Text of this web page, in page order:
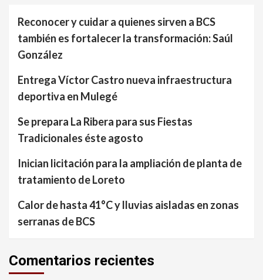
Reconocer y cuidar a quienes sirven a BCS
también es fortalecer la transformación: Saúl
González
Entrega Víctor Castro nueva infraestructura
deportiva en Mulegé
Se prepara La Ribera para sus Fiestas
Tradicionales éste agosto
Inician licitación para la ampliación de planta de
tratamiento de Loreto
Calor de hasta 41°C y lluvias aisladas en zonas
serranas de BCS
Comentarios recientes